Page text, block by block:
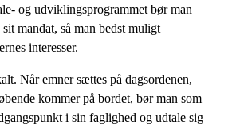
og udviklingsprogrammet bør man
mandat, så man bedst muligt
interesser.
Når emner sættes på dagsordenen,
kommer på bordet, bør man som
i sin faglighed og udtale sig